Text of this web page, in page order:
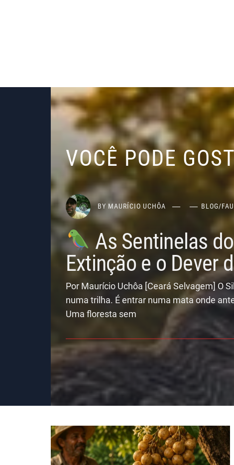
VOCÊ PODE
BY MAURÍCIO UCHÔA BLOG/
As Sentinelas
Extinção e o Dever
Por Maurício Uchôa [Ceará Selvagem] O
numa trilha. É entrar numa mata onde
Uma floresta sem